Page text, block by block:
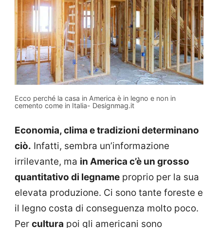
Ecco perché la casa in America è in legno e non in
cemento come in Italia- Designmag.it
Economia, clima e tradizioni determinano
ciò. Infatti, sembra un’informazione
irrilevante, ma in America c’è un grosso
quantitativo di legname proprio per la sua
elevata produzione. Ci sono tante foreste e
il legno costa di conseguenza molto poco.
Per cultura poi gli americani sono